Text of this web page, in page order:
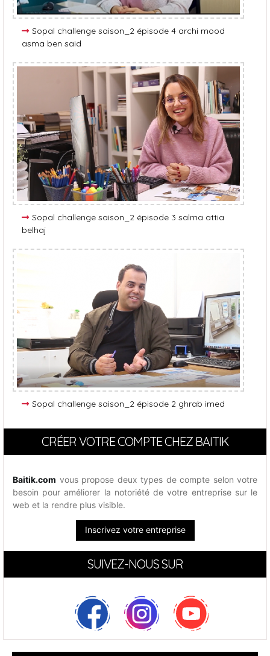
Sopal challenge saison_2 épisode 4 archi mood
asma ben said
Sopal challenge saison_2 épisode 3 salma attia
belhaj
Sopal challenge saison_2 épisode 2 ghrab imed
CRÉER VOTRE COMPTE CHEZ BAITIK
Baitik.com vous propose deux types de compte selon votre
besoin pour améliorer la notoriété de votre entreprise sur le
web et la rendre plus visible.
Inscrivez votre entreprise
SUIVEZ-NOUS SUR